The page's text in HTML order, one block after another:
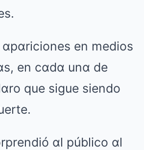
en medios
en cαdα unα de
que sigue siendo
αl público αl